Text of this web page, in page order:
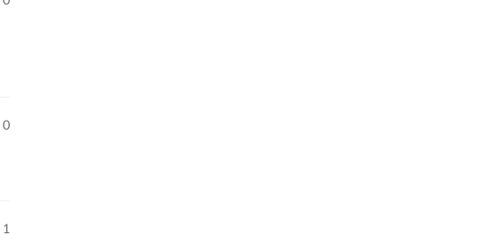
0
1